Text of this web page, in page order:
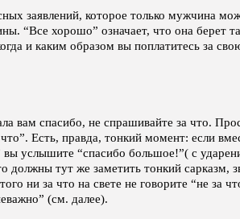
заявлений, которое только мужчина
“Все хорошо” означает, что она берет
и каким образом вы поплатитесь за
вам спасибо, не спрашивайте за что.
Есть, правда, тонкий момент: если
вы услышите “спасибо большое!”( с
должны тут же заметить тонкий сарказм,
ни за что на свете не говорите “не за
(см. далее).